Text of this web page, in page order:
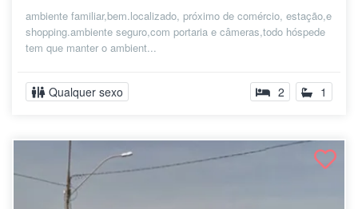
ambiente familiar,bem.localizado, próximo de comércio, estação,e
shopping.ambiente seguro,com portaria e câmeras,todo hóspede
tem que manter o ambient...
Qualquer sexo 2 1